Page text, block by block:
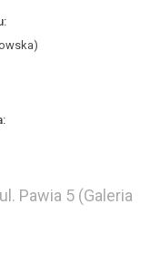
Pawia 5 (Galeria